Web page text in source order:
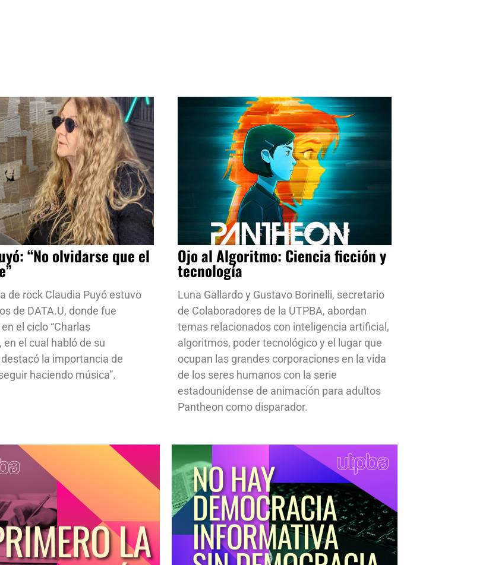
“No olvidarse que el
de rock Claudia Puyó estuvo
de DATA.U, donde fue
el ciclo “Charlas
en el cual habló de su
la importancia de
haciendo música”.
Ojo al Algoritmo: Ciencia ficción y
tecnología
Luna Gallardo y Gustavo Borinelli, secretario
de Colaboradores de la UTPBA, abordan
temas relacionados con inteligencia artificial,
algoritmos, poder tecnológico y el lugar que
ocupan las grandes corporaciones en la vida
de los seres humanos con la serie
estadounidense de animación para adultos
Pantheon como disparador.